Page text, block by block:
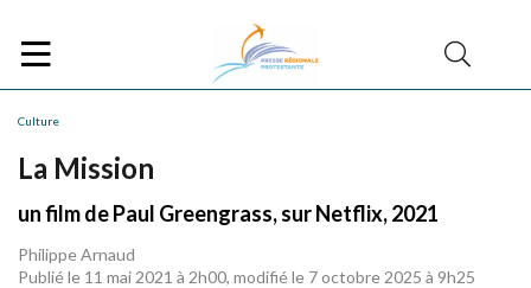
Culture
La Mission
un film de Paul Greengrass, sur Netflix, 2021
Philippe Arnaud
Publié le 11 mai 2021 à 2h00, modifié le 7 octobre 2025 à 9h25